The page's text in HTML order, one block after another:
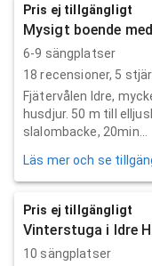
Pris ej tillgängligt
Mysigt boende
6-9 sängplatser
18 recensioner, 5
Fjätervålen Idre,
husdjur. 50 m till
slalombacke, 20min...
Läs mer och se
Pris ej tillgängligt
Vinterstuga i Idre
10 sängplatser